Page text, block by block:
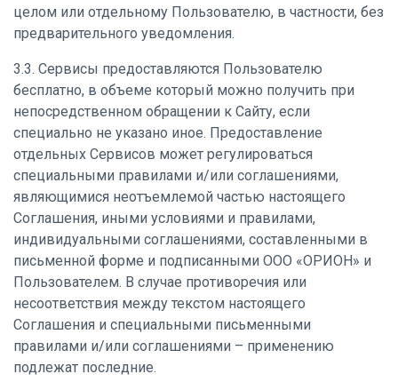
целом или отдельному Пользователю, в частности, без
предварительного уведомления.
3.3. Сервисы предоставляются Пользователю
бесплатно, в объеме который можно получить при
непосредственном обращении к Сайту, если
специально не указано иное. Предоставление
отдельных Сервисов может регулироваться
специальными правилами и/или соглашениями,
являющимися неотъемлемой частью настоящего
Соглашения, иными условиями и правилами,
индивидуальными соглашениями, составленными в
письменной форме и подписанными ООО «ОРИОН» и
Пользователем. В случае противоречия или
несоответствия между текстом настоящего
Соглашения и специальными письменными
правилами и/или соглашениями – применению
подлежат последние.